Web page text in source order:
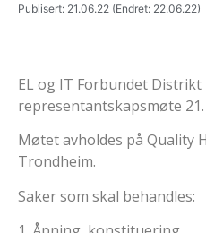
Publisert: 21.06.22 (Endret: 22.06.22)
EL og IT Forbundet
representantskapsmøte
Møtet avholdes på Quality
Trondheim.
Saker som skal behandles: